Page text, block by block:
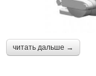
читать дальше →